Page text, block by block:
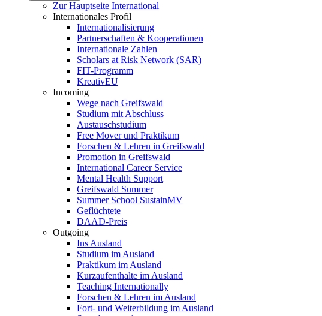
Zur Hauptseite International
Internationales Profil
Internationalisierung
Partnerschaften & Kooperationen
Internationale Zahlen
Scholars at Risk Network (SAR)
FIT-Programm
KreativEU
Incoming
Wege nach Greifswald
Studium mit Abschluss
Austauschstudium
Free Mover und Praktikum
Forschen & Lehren in Greifswald
Promotion in Greifswald
International Career Service
Mental Health Support
Greifswald Summer
Summer School SustainMV
Geflüchtete
DAAD-Preis
Outgoing
Ins Ausland
Studium im Ausland
Praktikum im Ausland
Kurzaufenthalte im Ausland
Teaching Internationally
Forschen & Lehren im Ausland
Fort- und Weiterbildung im Ausland